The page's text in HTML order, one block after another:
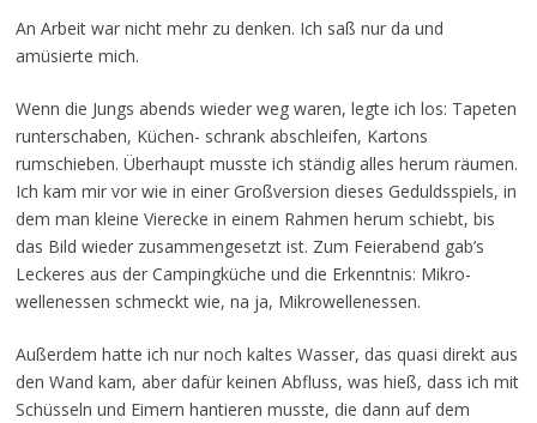
An Arbeit war nicht mehr zu denken. Ich saß nur da und
amüsierte mich.
Wenn die Jungs abends wieder weg waren, legte ich los: Tapeten
runterschaben, Küchen- schrank abschleifen, Kartons
rumschieben. Überhaupt musste ich ständig alles herum räumen.
Ich kam mir vor wie in einer Großversion dieses Geduldsspiels, in
dem man kleine Vierecke in einem Rahmen herum schiebt, bis
das Bild wieder zusammengesetzt ist. Zum Feierabend gab’s
Leckeres aus der Campingküche und die Erkenntnis: Mikro-
wellenessen schmeckt wie, na ja, Mikrowellenessen.
Außerdem hatte ich nur noch kaltes Wasser, das quasi direkt aus
den Wand kam, aber dafür keinen Abfluss, was hieß, dass ich mit
Schüsseln und Eimern hantieren musste, die dann auf dem